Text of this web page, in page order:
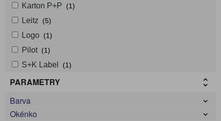
Karton P+P (1)
Leitz (5)
Logo (1)
Pilot (1)
S+K Label (1)
PARAMETRY
Barva
Okénko